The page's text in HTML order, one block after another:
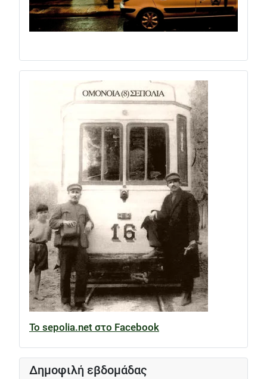
Το sepolia.net στο Facebook
Δημοφιλή εβδομάδας